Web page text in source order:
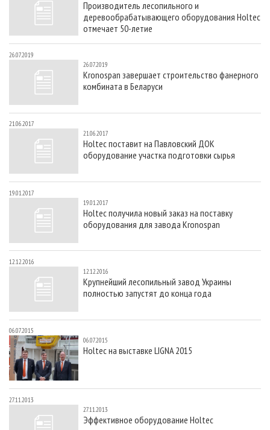
СУШКА ДРЕВЕСИНЫ
ПРОИЗВОДСТВО ДРЕВЕСНЫХ ПЛИТ
ДЕРЕВЯННОЕ ДОМОСТРОЕНИЕ
ПРОИЗВОДСТВО МЕБЕЛИ
БИОЭНЕРГЕТИКА
ЦБП
ИНСТРУМЕНТ И МАТЕРИАЛЫ
ПЕРСОНЫ
МОБИЛЬНЫЕ ВЫСТАВКИ
ПРИОРИТЕТНЫЕ ИНВЕСТПРОЕКТЫ
RUSSIAN FORESTRY REVIEW
ГАЗЕТА ЛЕСПРОМФОРУМ
БИБЛИОТЕКА СПЕЦИАЛИСТА
КОНТАКТЫ
РЕКЛАМА
РЕКЛАМА НА САЙТЕ
Производитель лесопильного и
деревообрабатывающего оборудования Holtec
отмечает 50-летие
26.07.2019
26.07.2019
Kronospan завершает строительство фанерного
комбината в Беларуси
21.06.2017
21.06.2017
Holtec поставит на Павловский ДОК
оборудование участка подготовки сырья
19.01.2017
19.01.2017
Holtec получила новый заказ на поставку
оборудования для завода Kronospan
12.12.2016
12.12.2016
Крупнейший лесопильный завод Украины
полностью запустят до конца года
06.07.2015
06.07.2015
Holtec на выставке LIGNA 2015
27.11.2013
27.11.2013
Эффективное оборудование Holtec